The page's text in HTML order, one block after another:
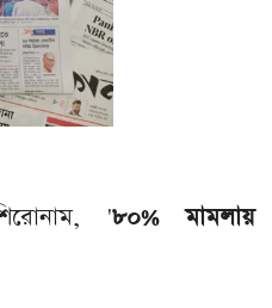
'৮০% মামলায়